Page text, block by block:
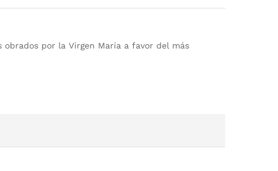
obrados por la Virgen María a favor del más